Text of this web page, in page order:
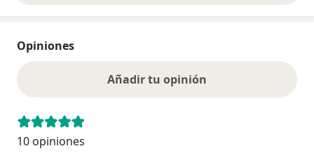
Opiniones
Añadir tu opinión
10 opiniones